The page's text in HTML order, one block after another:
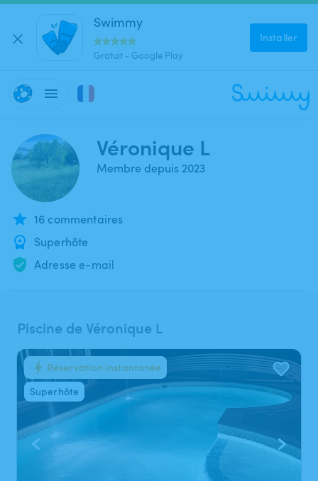
Swimmy
Gratuit - Google Play
Installer
Véronique L
Membre depuis 2023
16 commentaires
Superhôte
Adresse e-mail
Piscine de Véronique L
1/5Réservation instantanée
Superhôte